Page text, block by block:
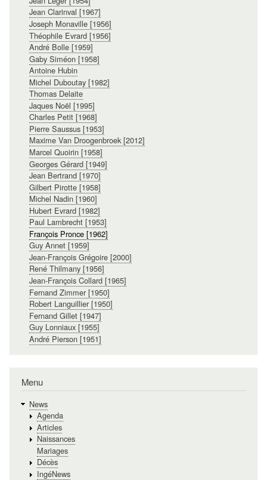
Jean Clarinval [1967]
Joseph Monaville [1956]
Théophile Evrard [1956]
André Bolle [1959]
Gaby Siméon [1958]
Antoine Hubin
Michel Duboutay [1982]
Thomas Delaite
Jaques Noël [1995]
Charles Petit [1968]
Pierre Saussus [1953]
Maxime Van Droogenbroek [2012]
Marcel Quoirin [1958]
Georges Gérard [1949]
Jean Bertrand [1970]
Gilbert Pirotte [1958]
Michel Nadin [1960]
Hubert Evrard [1982]
Paul Lambrecht [1953]
François Pronce [1962]
Guy Annet [1959]
Jean-François Grégoire [2000]
René Thilmany [1956]
Jean-François Collard [1965]
Fernand Zimmer [1950]
Robert Languillier [1950]
Fernand Gillet [1947]
Guy Lonniaux [1955]
André Pierson [1951]
Menu
News
Agenda
Articles
Naissances
Mariages
Décès
IngéNews